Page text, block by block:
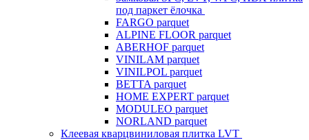
под паркет ёлочка
FARGO parquet
ALPINE FLOOR parquet
ABERHOF parquet
VINILAM parquet
VINILPOL parquet
BETTA parquet
HOME EXPERT parquet
MODULEO parquet
NORLAND parquet
Клеевая кварцвиниловая плитка LVT